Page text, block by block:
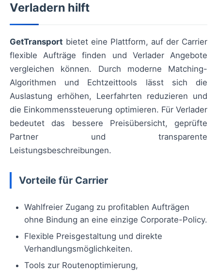
Verladern hilft
GetTransport bietet eine Plattform, auf der Carrier
flexible Aufträge finden und Verlader Angebote
vergleichen können. Durch moderne Matching-
Algorithmen und Echtzeittools lässt sich die
Auslastung erhöhen, Leerfahrten reduzieren und
die Einkommenssteuerung optimieren. Für Verlader
bedeutet das bessere Preisübersicht, geprüfte
Partner und transparente
Leistungsbeschreibungen.
Vorteile für Carrier
Wahlfreier Zugang zu profitablen Aufträgen
ohne Bindung an eine einzige Corporate-Policy.
Flexible Preisgestaltung und direkte
Verhandlungsmöglichkeiten.
Tools zur Routenoptimierung,